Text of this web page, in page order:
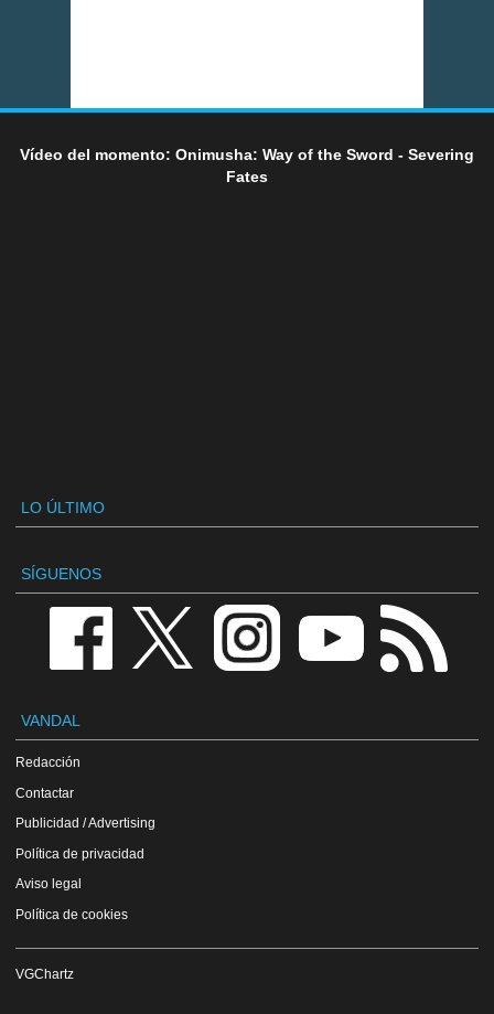
Vídeo del momento: Onimusha: Way of the Sword - Severing
Fates
LO ÚLTIMO
SÍGUENOS
VANDAL
Redacción
Contactar
Publicidad / Advertising
Política de privacidad
Aviso legal
Política de cookies
VGChartz